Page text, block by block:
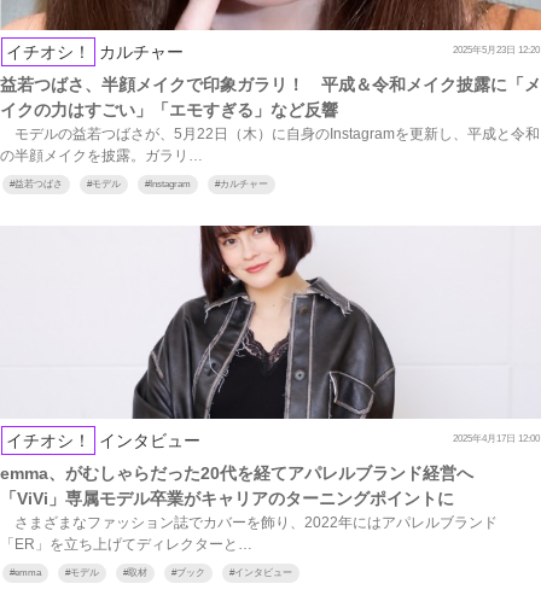
イチオシ！ カルチャー 2025年5月23日 12:20
益若つばさ、半顔メイクで印象ガラリ！ 平成＆令和メイク披露に「メ
イクの力はすごい」「エモすぎる」など反響
モデルの益若つばさが、5月22日（木）に自身のInstagramを更新し、平成と令和
の半顔メイクを披露。ガラリ…
#益若つばさ #モデル #Instagram #カルチャー
イチオシ！ インタビュー 2025年4月17日 12:00
emma、がむしゃらだった20代を経てアパレルブランド経営へ
「ViVi」専属モデル卒業がキャリアのターニングポイントに
さまざまなファッション誌でカバーを飾り、2022年にはアパレルブランド
「ER」を立ち上げてディレクターと…
#emma #モデル #取材 #ブック #インタビュー